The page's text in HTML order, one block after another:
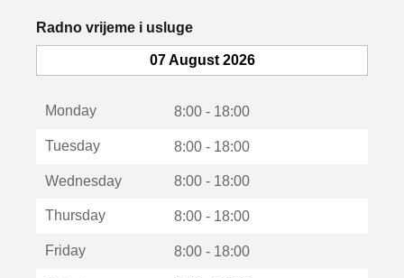
k
o
u
Radno vrijeme i usluge
07 August 2026
Monday 8:00 - 18:00
Tuesday 8:00 - 18:00
Wednesday 8:00 - 18:00
Thursday 8:00 - 18:00
Friday 8:00 - 18:00